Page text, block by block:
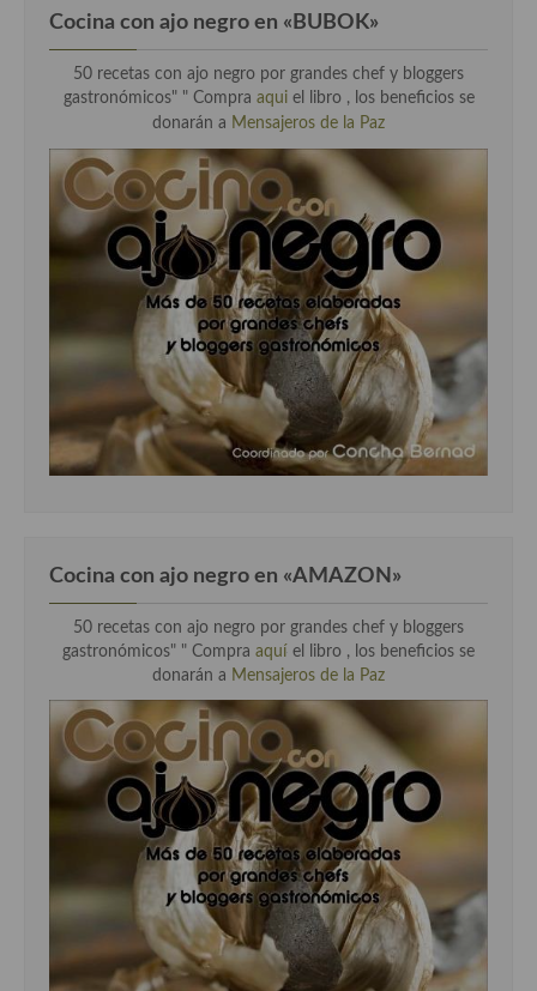
Cocina con ajo negro en «BUBOK»
50 recetas con ajo negro por grandes chef y bloggers
gastronómicos" " Compra aqui el libro , los beneficios se
donarán a Mensajeros de la Paz
Cocina con ajo negro en «AMAZON»
50 recetas con ajo negro por grandes chef y bloggers
gastronómicos" " Compra aquí el libro , los beneficios se
donarán a Mensajeros de la Paz